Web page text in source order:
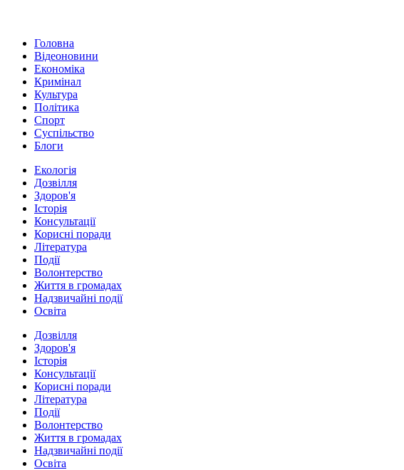
Головна
Відеоновини
Економіка
Кримінал
Культура
Політика
Спорт
Суспільство
Блоги
Екологія
Дозвілля
Здоров'я
Історія
Консультації
Корисні поради
Література
Події
Волонтерство
Життя в громадах
Надзвичайні події
Освіта
Дозвілля
Здоров'я
Історія
Консультації
Корисні поради
Література
Події
Волонтерство
Життя в громадах
Надзвичайні події
Освіта